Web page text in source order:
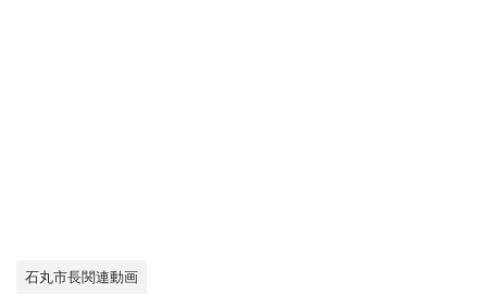
石丸市長関連動画